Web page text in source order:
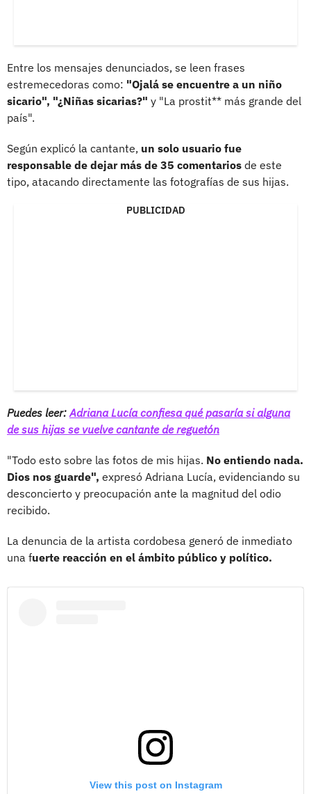
Entre los mensajes denunciados, se leen frases
estremecedoras como: "Ojalá se encuentre a un niño
sicario", "¿Niñas sicarias?" y "La prostit** más grande del
país".
Según explicó la cantante, un solo usuario fue
responsable de dejar más de 35 comentarios de este
tipo, atacando directamente las fotografías de sus hijas.
PUBLICIDAD
Puedes leer: Adriana Lucía confiesa qué pasaría si alguna
de sus hijas se vuelve cantante de reguetón
"Todo esto sobre las fotos de mis hijas. No entiendo nada.
Dios nos guarde", expresó Adriana Lucía, evidenciando su
desconcierto y preocupación ante la magnitud del odio
recibido.
La denuncia de la artista cordobesa generó de inmediato
una fuerte reacción en el ámbito público y político.
View this post on Instagram